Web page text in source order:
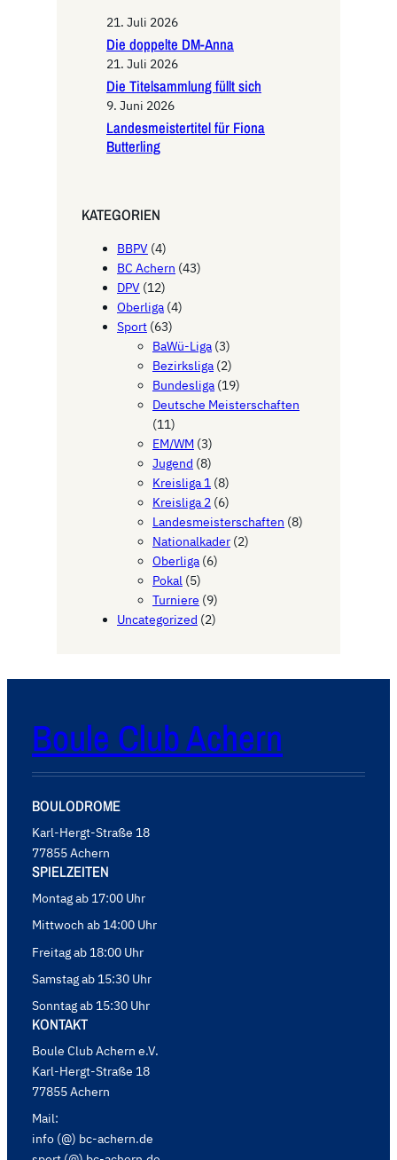
21. Juli 2026
Die doppelte DM-Anna
21. Juli 2026
Die Titelsammlung füllt sich
9. Juni 2026
Landesmeistertitel für Fiona
Butterling
KATEGORIEN
BBPV (4)
BC Achern (43)
DPV (12)
Oberliga (4)
Sport (63)
BaWü-Liga (3)
Bezirksliga (2)
Bundesliga (19)
Deutsche Meisterschaften
(11)
EM/WM (3)
Jugend (8)
Kreisliga 1 (8)
Kreisliga 2 (6)
Landesmeisterschaften (8)
Nationalkader (2)
Oberliga (6)
Pokal (5)
Turniere (9)
Uncategorized (2)
Boule Club Achern
BOULODROME
Karl-Hergt-Straße 18
77855 Achern
SPIELZEITEN
Montag ab 17:00 Uhr
Mittwoch ab 14:00 Uhr
Freitag ab 18:00 Uhr
Samstag ab 15:30 Uhr
Sonntag ab 15:30 Uhr
KONTAKT
Boule Club Achern e.V.
Karl-Hergt-Straße 18
77855 Achern
Mail:
info (@) bc-achern.de